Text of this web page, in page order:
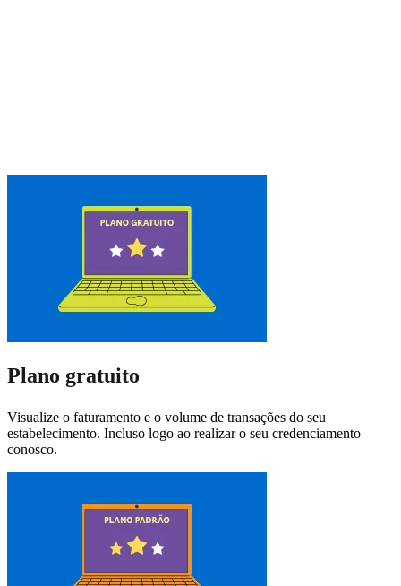
Plano gratuito
Visualize o faturamento e o volume de transações do seu
estabelecimento. Incluso logo ao realizar o seu credenciamento
conosco.